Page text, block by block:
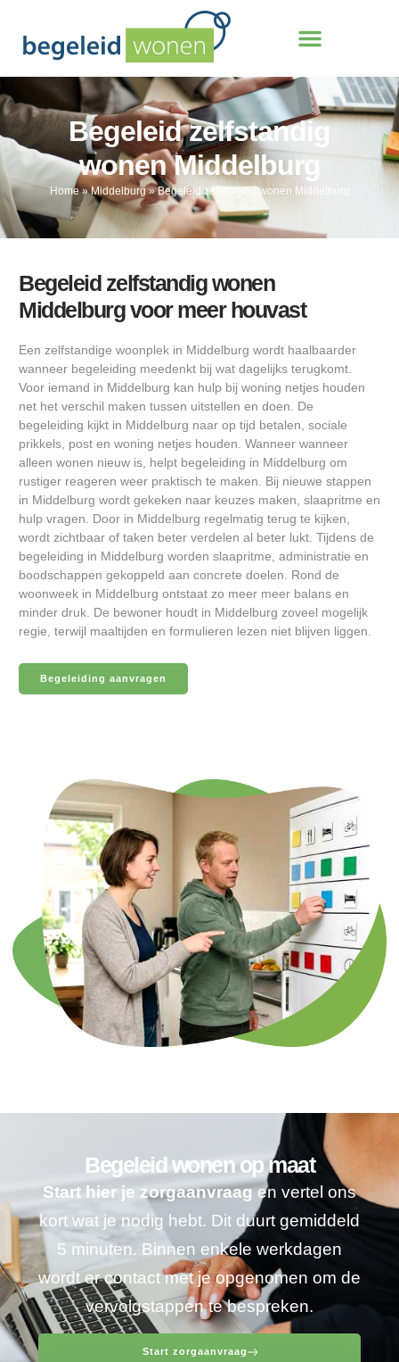
Begeleid zelfstandig
wonen Middelburg
Home»Middelburg»Begeleid zelfstandig wonen Middelburg
Begeleid zelfstandig wonen
Middelburg voor meer houvast
Een zelfstandige woonplek in Middelburg wordt haalbaarder
wanneer begeleiding meedenkt bij wat dagelijks terugkomt.
Voor iemand in Middelburg kan hulp bij woning netjes houden
net het verschil maken tussen uitstellen en doen. De
begeleiding kijkt in Middelburg naar op tijd betalen, sociale
prikkels, post en woning netjes houden. Wanneer wanneer
alleen wonen nieuw is, helpt begeleiding in Middelburg om
rustiger reageren weer praktisch te maken. Bij nieuwe stappen
in Middelburg wordt gekeken naar keuzes maken, slaapritme en
hulp vragen. Door in Middelburg regelmatig terug te kijken,
wordt zichtbaar of taken beter verdelen al beter lukt. Tijdens de
begeleiding in Middelburg worden slaapritme, administratie en
boodschappen gekoppeld aan concrete doelen. Rond de
woonweek in Middelburg ontstaat zo meer meer balans en
minder druk. De bewoner houdt in Middelburg zoveel mogelijk
regie, terwijl maaltijden en formulieren lezen niet blijven liggen.
Begeleiding aanvragen
Begeleid wonen op maat
Start hier je zorgaanvraagen vertel ons
kort wat je nodig hebt. Dit duurt gemiddeld
5 minuten. Binnen enkele werkdagen
wordt er contact met je opgenomen om de
vervolgstappen te bespreken.
Start zorgaanvraag